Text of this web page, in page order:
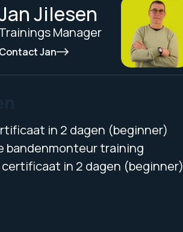
Jilesen
Manager
Jan
in 2 dagen (beginner)
bandenmonteur training
in 2 dagen (beginner)